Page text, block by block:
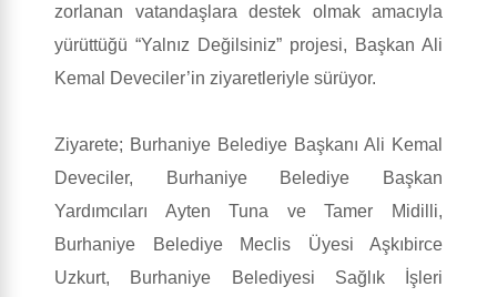
zorlanan vatandaşlara destek olmak amacıyla
yürüttüğü “Yalnız Değilsiniz” projesi, Başkan Ali
Kemal Deveciler’in ziyaretleriyle sürüyor.
Ziyarete; Burhaniye Belediye Başkanı Ali Kemal
Deveciler, Burhaniye Belediye Başkan
Yardımcıları Ayten Tuna ve Tamer Midilli,
Burhaniye Belediye Meclis Üyesi Aşkıbirce
Uzkurt, Burhaniye Belediyesi Sağlık İşleri